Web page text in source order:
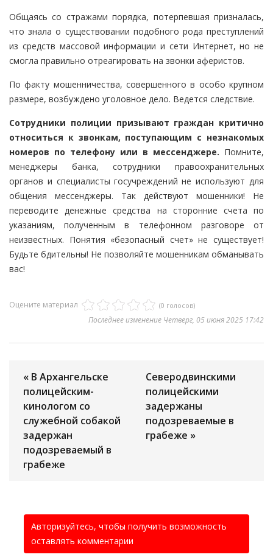
Общаясь со стражами порядка, потерпевшая призналась,
что знала о существовании подобного рода преступлений
из средств массовой информации и сети Интернет, но не
смогла правильно отреагировать на звонки аферистов.
По факту мошенничества, совершенного в особо крупном
размере, возбуждено уголовное дело. Ведется следствие.
Сотрудники полиции призывают граждан критично
относиться к звонкам, поступающим с незнакомых
номеров по телефону или в мессенджере. Помните,
менеджеры банка, сотрудники правоохранительных
органов и специалисты госучреждений не используют для
общения мессенджеры. Так действуют мошенники! Не
переводите денежные средства на сторонние счета по
указаниям, полученным в телефонном разговоре от
неизвестных. Понятия «безопасный счет» не существует!
Будьте бдительны! Не позволяйте мошенникам обманывать
вас!
Оцените материал (0 голосов)
Последнее изменение Четверг, 05 июня 2025 17:42
« В Архангельске
полицейским-
кинологом со
служебной собакой
задержан
подозреваемый в
грабеже
Северодвинскими
полицейскими
задержаны
подозреваемые в
грабеже »
Авторизуйтесь, чтобы получить возможность
оставлять комментарии